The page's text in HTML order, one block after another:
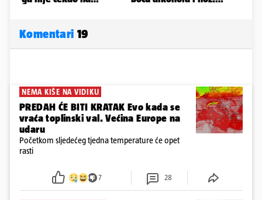
Komentari 19
NEMA KIŠE NA VIDIKU
PREDAH ĆE BITI KRATAK Evo kada se
vraća toplinski val. Većina Europe na
udaru
Početkom sljedećeg tjedna temperature će opet
rasti
7 28